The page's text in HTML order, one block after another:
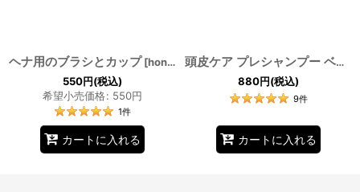
ヘナ用のブラシとカップ [honua_brush_cup
]
550円(税込)
希望小売価格: 550円
1件
カートに入れる
頭皮ケア プレシャンプー ベースに国産のコメヌカ油、更に済州島産を主としたオーガニックのツバキ種子油を使用。オイルの泡がはじけながら汚れや皮脂を浮き上がらせて洗浄し、頭皮の健全化を助けます。 週に一度の頭皮ケア スカルププレシャンプー by EMAJINY
880円(税込)
9件
カートに入れる